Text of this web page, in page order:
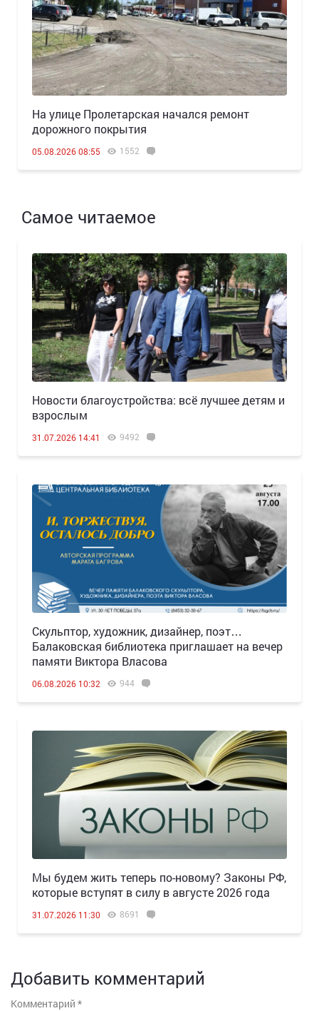
На улице Пролетарская начался ремонт
дорожного покрытия
05.08.2026 08:55 1552
Самое читаемое
Новости благоустройства: всё лучшее детям и
взрослым
31.07.2026 14:41 9492
Скульптор, художник, дизайнер, поэт…
Балаковская библиотека приглашает на вечер
памяти Виктора Власова
06.08.2026 10:32 944
Мы будем жить теперь по-новому? Законы РФ,
которые вступят в силу в августе 2026 года
31.07.2026 11:30 8691
Добавить комментарий
Комментарий *